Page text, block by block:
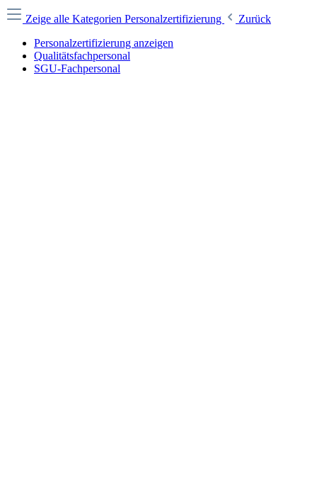
Zeige alle Kategorien Personalzertifizierung
Zurück
Personalzertifizierung anzeigen
Qualitätsfachpersonal
SGU-Fachpersonal